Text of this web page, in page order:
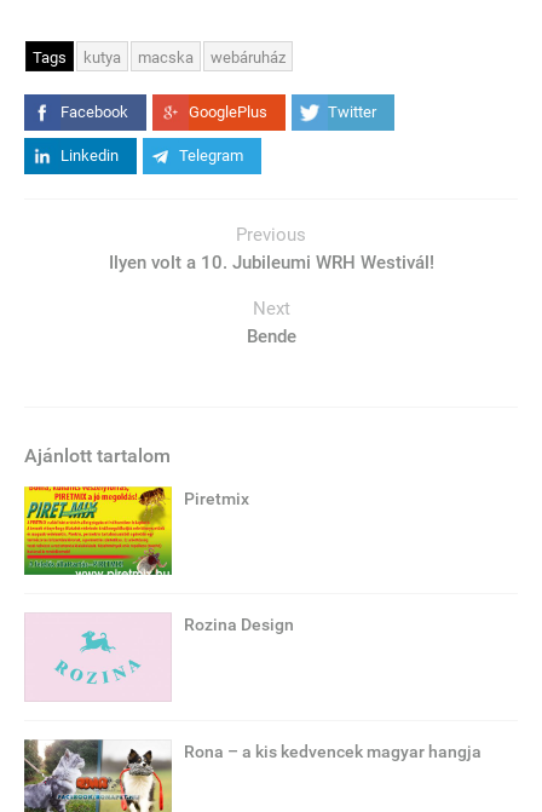
Tags kutya macska webáruház
Facebook GooglePlus Twitter
Linkedin Telegram
Previous
Ilyen volt a 10. Jubileumi WRH Westivál!
Next
Bende
Ajánlott tartalom
Piretmix
Rozina Design
Rona – a kis kedvencek magyar hangja